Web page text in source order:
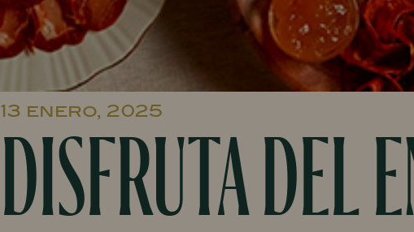
13 enero, 2025
DISFRUTA DEL